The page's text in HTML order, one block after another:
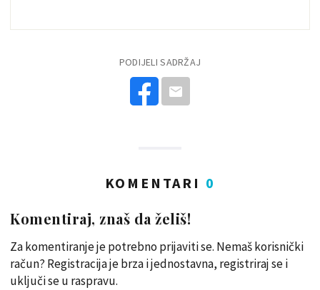
PODIJELI SADRŽAJ
KOMENTARI 0
Komentiraj, znaš da želiš!
Za komentiranje je potrebno prijaviti se. Nemaš korisnički
račun? Registracija je brza i jednostavna, registriraj se i
uključi se u raspravu.